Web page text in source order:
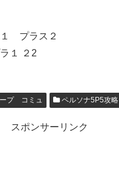
プラス２
１ ２2
プ コミュ ペルソナ5P5攻略
スポンサーリンク